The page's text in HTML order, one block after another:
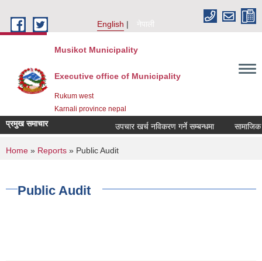
English
नेपाली
Musikot Municipality
Executive office of Municipality
Rukum west
Karnali province nepal
प्रमुख समाचार उपचार खर्च नविकरण गर्ने सम्बन्धमा
You are here
Home » Reports » Public Audit
Public Audit